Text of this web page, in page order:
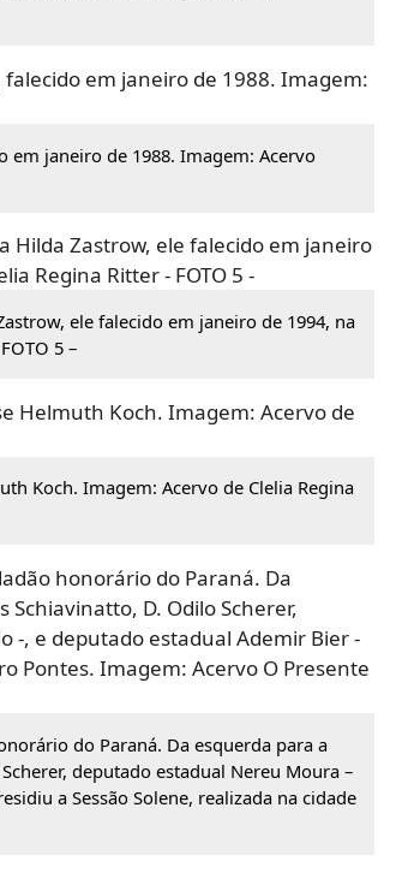
janeiro de 1988. Imagem: Acervo
ele falecido em janeiro de 1994, na
5 –
Koch. Imagem: Acervo de Clelia Regina
do Paraná. Da esquerda para a
deputado estadual Nereu Moura –
a Sessão Solene, realizada na cidade